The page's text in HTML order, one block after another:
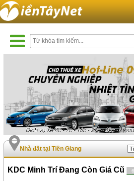
Nhà đất tại Tiền Giang
KDC Minh Trí Đang Còn Giá Cũ